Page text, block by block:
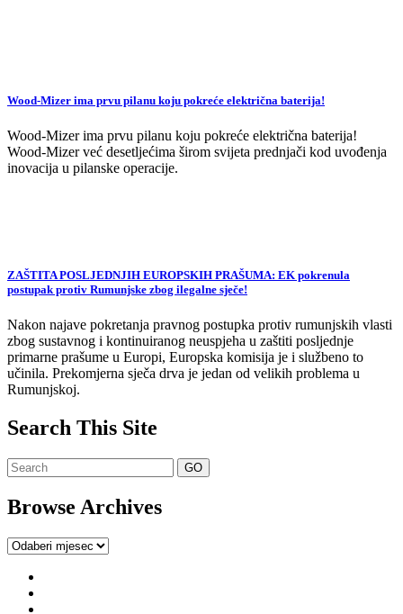
Wood-Mizer ima prvu pilanu koju pokreće električna baterija!
Wood-Mizer ima prvu pilanu koju pokreće električna baterija!
Wood-Mizer već desetljećima širom svijeta prednjači kod uvođenja
inovacija u pilanske operacije.
ZAŠTITA POSLJEDNJIH EUROPSKIH PRAŠUMA: EK pokrenula
postupak protiv Rumunjske zbog ilegalne sječe!
Nakon najave pokretanja pravnog postupka protiv rumunjskih vlasti
zbog sustavnog i kontinuiranog neuspjeha u zaštiti posljednje
primarne prašume u Europi, Europska komisija je i službeno to
učinila. Prekomjerna sječa drva je jedan od velikih problema u
Rumunjskoj.
Search This Site
Browse Archives
Browse